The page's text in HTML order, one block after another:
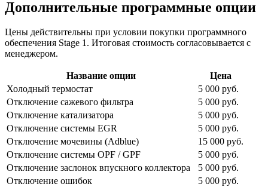
Дополнительные программные опции
Цены действительны при условии покупки программного
обеспечения Stage 1. Итоговая стоимость согласовывается с
менеджером.
Название опции
Цена
Холодный термостат
5 000 руб.
Отключение сажевого фильтра
5 000 руб.
Отключение катализатора
5 000 руб.
Отключение системы EGR
5 000 руб.
Отключение мочевины (Adblue)
15 000 руб.
Отключение системы OPF / GPF
5 000 руб.
Отключение заслонок впускного коллектора
5 000 руб.
Отключение ошибок
5 000 руб.